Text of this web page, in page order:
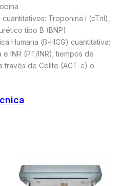
Troponina I (cTnI),
tipo B (BNP)
Humana (ß-HCG) cuantitativa;
INR (PT/INR); tiempos de
través de Celite (ACT-c) o